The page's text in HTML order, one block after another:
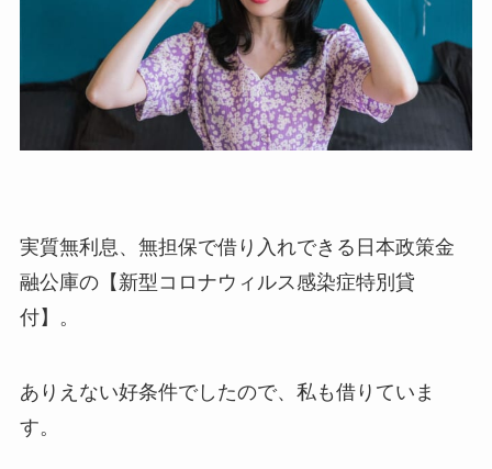
実質無利息、無担保で借り入れできる日本政策金
融公庫の【新型コロナウィルス感染症特別貸
付】。
ありえない好条件でしたので、私も借りていま
す。